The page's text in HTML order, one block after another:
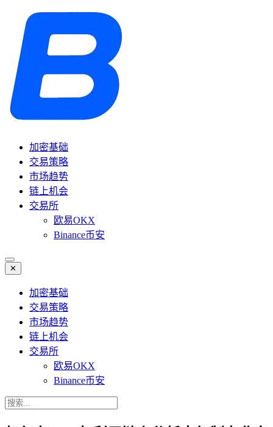
加密基础
交易策略
市场趋势
链上机会
交易所
欧易OKX
Binance币安
✕
加密基础
交易策略
市场趋势
链上机会
交易所
欧易OKX
Binance币安